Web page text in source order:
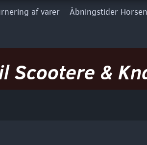
af varer Åbningstider
Scootere &